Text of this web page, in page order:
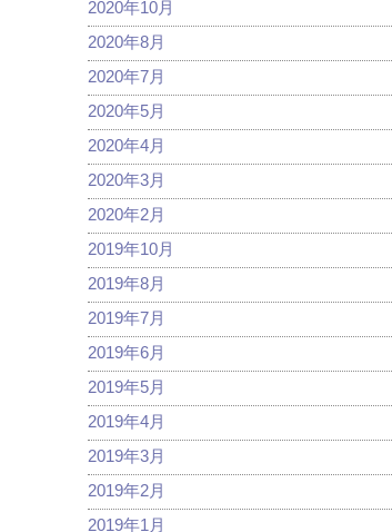
2020年10月
2020年8月
2020年7月
2020年5月
2020年4月
2020年3月
2020年2月
2019年10月
2019年8月
2019年7月
2019年6月
2019年5月
2019年4月
2019年3月
2019年2月
2019年1月